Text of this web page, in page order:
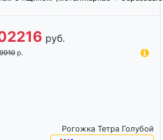
руб.
р.
Рогожка Тетра Голубой